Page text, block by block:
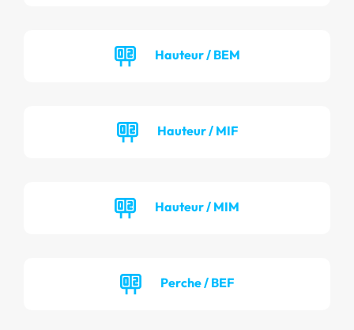
Hauteur / BEM
Hauteur / MIF
Hauteur / MIM
Perche / BEF